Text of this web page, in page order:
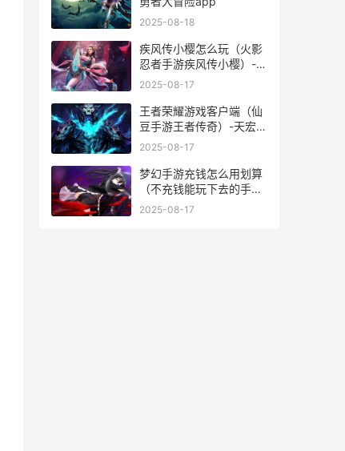
2025-08-18
疾风传小樱怎么玩（火影
忍者手游疾风传小樱）-天
宏手游网
2025-08-17
王者荣耀游戏客户端（仙
豆手游王者传奇）-天宏手
游网
2025-08-17
梦幻手游充钱怎么用划算
（不充钱能玩下去的手
游）-天宏手游网
2025-08-17